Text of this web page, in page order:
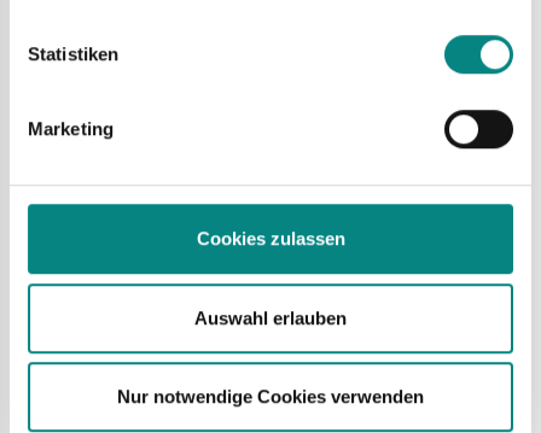
Erfahren Sie mehr darüber, wie Ihre persönlichen Daten verarbeitet
Statistiken
Marketing
Cookies zulassen
Auswahl erlauben
Nur notwendige Cookies verwenden
key:description; text: Tobias Avermann ist Bürgermeister. Er macht den Job.